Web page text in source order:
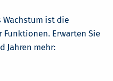
Wachstum ist die
Erwarten Sie
Jahren mehr: